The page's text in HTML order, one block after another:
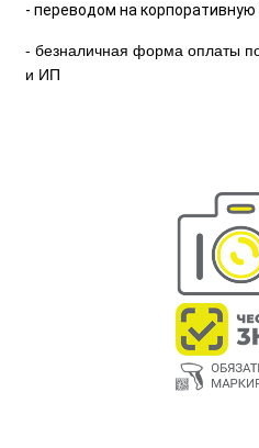
- переводом на корпоративную
- безналичная форма оплаты
и ИП